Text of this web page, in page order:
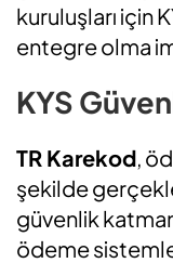
kuruluşları için
entegre olma
KYS
TR Karekod,
şekilde
güvenlik
ödeme